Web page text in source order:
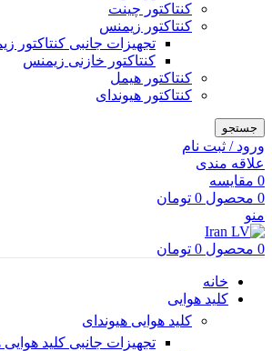
کنتاکتور چینت
کنتاکتور زیمنس
تجهیزات جانبی کنتاکتور
کنتاکتور خازنی زیمنس
کنتاکتور هیمل
کنتاکتور هیوندای
جستجو
ورود / ثبت نام
علاقه مندی
0 مقایسه
0 محصول 0 تومان
منو
0 محصول 0 تومان
خانه
کلید هوایی
کلید هوایی هیوندای
تجهیزات جانبی کلید هوایی